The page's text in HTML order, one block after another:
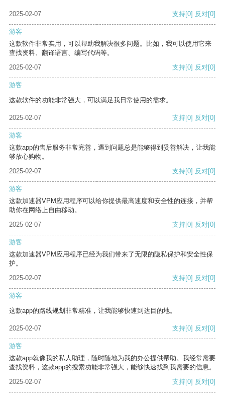
2025-02-07 支持[0] 反对[0]
游客
这款软件非常实用，可以帮助我解决很多问题。比如，我可以使用它来
查找资料、翻译语言、编写代码等。
2025-02-07
支持[0] 反对[0]
游客
这款软件的功能非常强大，可以满足我日常使用的需求。
2025-02-07 支持[0] 反对[0]
游客
这款app的售后服务非常完善，遇到问题总是能够得到妥善解决，让我能
够放心购物。
2025-02-07
支持[0] 反对[0]
游客
这款加速器VPM应用程序可以给你提供最高速度和安全性的连接，并帮
助你在网络上自由移动。
2025-02-07
支持[0] 反对[0]
游客
这款加速器VPM应用程序已经为我们带来了无限的隐私保护和安全性保
护。
2025-02-07
支持[0] 反对[0]
游客
这款app的路线规划非常精准，让我能够快速到达目的地。
2025-02-07 支持[0] 反对[0]
游客
这款app就像我的私人助理，随时随地为我的办公提供帮助。我经常需要
查找资料，这款app的搜索功能非常强大，能够快速找到我需要的信息。
2025-02-07
支持[0] 反对[0]